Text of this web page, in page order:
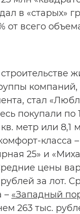
в «старых»
от всего
компаний,
стал
покупали по
метр или
25» и
цены
рублей за лот.
– «Западный
263 тыс.